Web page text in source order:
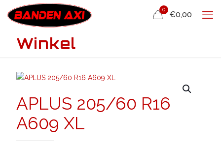
0
€0,00
Winkel
APLUS 205/60 R16
A609 XL